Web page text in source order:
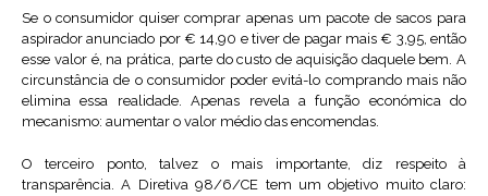
Se o consumidor quiser comprar apenas um pacote de sacos para
aspirador anunciado por € 14,90 e tiver de pagar mais € 3,95, então
esse valor é, na prática, parte do custo de aquisição daquele bem. A
circunstância de o consumidor poder evitá-lo comprando mais não
elimina essa realidade. Apenas revela a função económica do
mecanismo: aumentar o valor médio das encomendas.
O terceiro ponto, talvez o mais importante, diz respeito à
transparência. A Diretiva 98/6/CE tem um objetivo muito claro: